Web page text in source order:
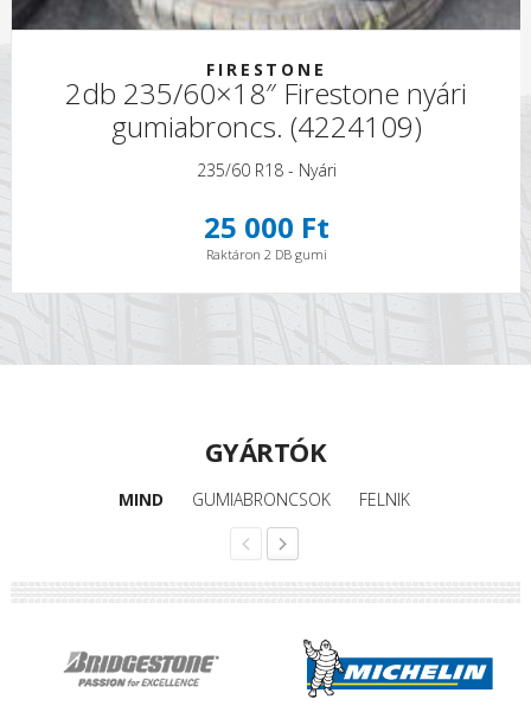
FIRESTONE
2db 235/60×18″ Firestone nyári
gumiabroncs. (4224109)
235/60 R18 - Nyári
25 000 Ft
Raktáron 2 DB gumi
GYÁRTÓK
MIND GUMIABRONCSOK FELNIK